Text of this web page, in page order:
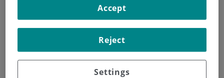
Docencia
Settings
Reject
Accept